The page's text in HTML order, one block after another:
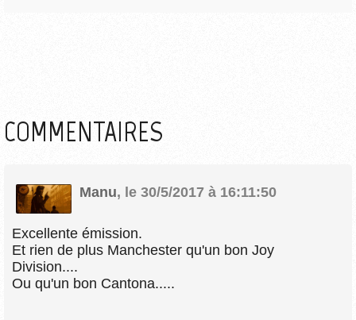
COMMENTAIRES
Manu, le 30/5/2017 à 16:11:50
Excellente émission.
Et rien de plus Manchester qu'un bon Joy
Division....
Ou qu'un bon Cantona.....